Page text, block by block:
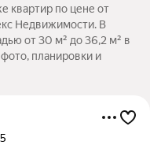
квартир по цене от
Недвижимости. В
от 30 м² до 36,2 м² в
планировки и